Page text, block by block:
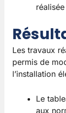
Les travaux
permis de
l’installation
Le
aux